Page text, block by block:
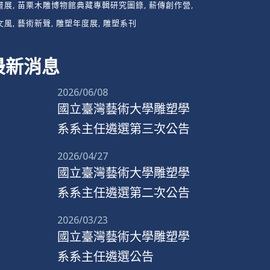
展 苗栗木雕博物館典藏專輯研究圖錄 薪傳創作營
風 藝術新聲 雕塑年度展 雕塑系刊
新消息
2026/06/08
國立臺灣藝術大學雕塑學
系系主任遴選第三次公告
2026/04/27
國立臺灣藝術大學雕塑學
系系主任遴選第二次公告
2026/03/23
國立臺灣藝術大學雕塑學
系系主任遴選公告